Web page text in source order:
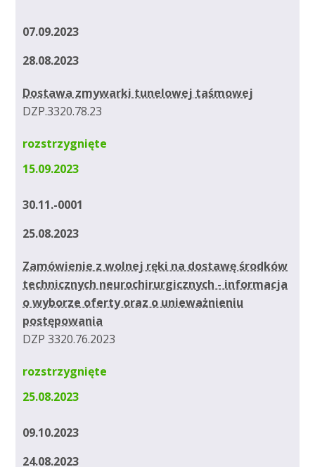
07.09.2023
28.08.2023
Dostawa zmywarki tunelowej taśmowej
DZP.3320.78.23
rozstrzygnięte
15.09.2023
30.11.-0001
25.08.2023
Zamówienie z wolnej ręki na dostawę środków
technicznych neurochirurgicznych - informacja
o wyborze oferty oraz o unieważnieniu
postępowania
DZP 3320.76.2023
rozstrzygnięte
25.08.2023
09.10.2023
24.08.2023